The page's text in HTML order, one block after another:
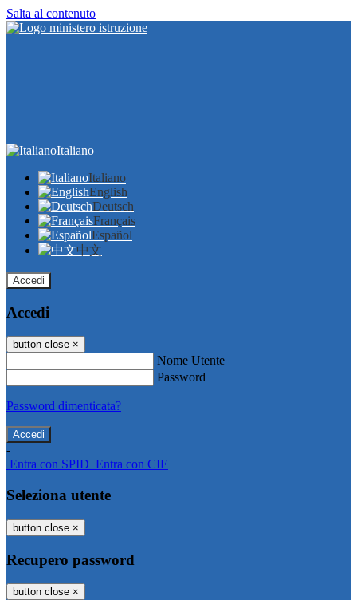
Salta al contenuto
Italiano
Italiano
English
Deutsch
Français
Español
中文
Accedi
Accedi
button close ×
Nome Utente
Password
Password dimenticata?
-
Entra con SPID Entra con CIE
Seleziona utente
button close ×
Recupero password
button close ×